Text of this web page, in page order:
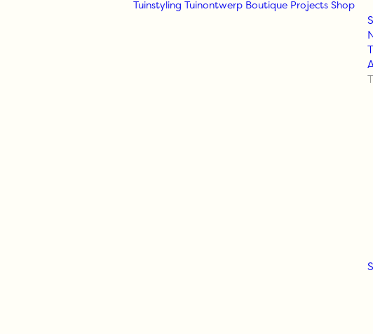
Tuinstyling Tuinontwerp Boutique Projects Shop